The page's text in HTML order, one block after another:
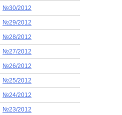
№30/2012
№29/2012
№28/2012
№27/2012
№26/2012
№25/2012
№24/2012
№23/2012